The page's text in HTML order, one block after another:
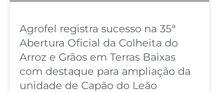
Agrofel registra sucesso na 35ª
Abertura Oficial da Colheita do
Arroz e Grãos em Terras Baixas
com destaque para ampliação da
unidade de Capão do Leão